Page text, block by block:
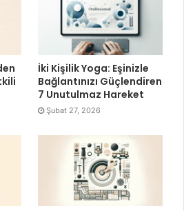
İki Kişilik Yoga: Eşinizle
Bağlantınızı Güçlendiren
7 Unutulmaz Hareket
Şubat 27, 2026